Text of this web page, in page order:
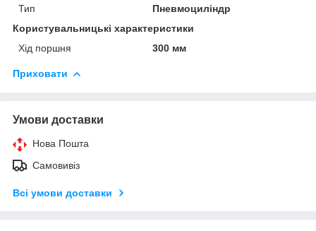
Тип
Пневмоциліндр
Користувальницькі характеристики
Хід поршня
300 мм
Приховати
Умови доставки
Нова Пошта
Самовивіз
Всі умови доставки